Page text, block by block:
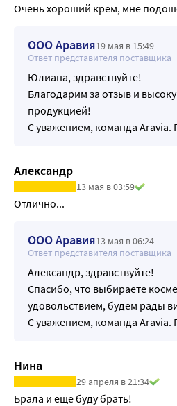
Очень хороший крем, мне
ООО Аравия19 мая в 15:49
Ответ представителя поставщика
Юлиана, здравствуйте!
Благодарим за отзыв и
продукцией!
С уважением, команда
Александр
13 мая в 03:59
Отлично...
ООО Аравия13 мая в 06:24
Ответ представителя поставщика
Александр, здравствуйте!
Спасибо, что выбираете
удовольствием, будем рады
С уважением, команда
Нина
29 апреля в 21:34
Брала и еще буду брать!